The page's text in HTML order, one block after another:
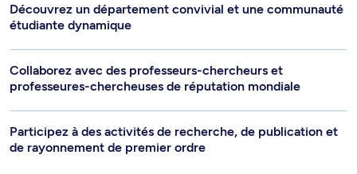
Découvrez un département convivial et une communauté
étudiante dynamique
Collaborez avec des professeurs-chercheurs et
professeures-chercheuses de réputation mondiale
Participez à des activités de recherche, de publication et
de rayonnement de premier ordre